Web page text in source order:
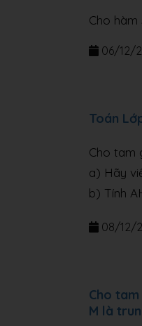
Cho
06/12/
Toán
Cho tam
a) Hãy
b) Tính
08/12/
Cho
M là